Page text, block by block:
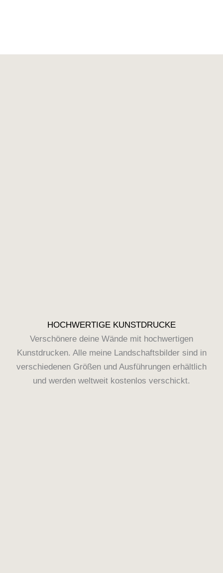
HOCHWERTIGE KUNSTDRUCKE
Verschönere deine Wände mit hochwertigen
Kunstdrucken. Alle meine Landschaftsbilder sind in
verschiedenen Größen und Ausführungen erhältlich
und werden weltweit kostenlos verschickt.